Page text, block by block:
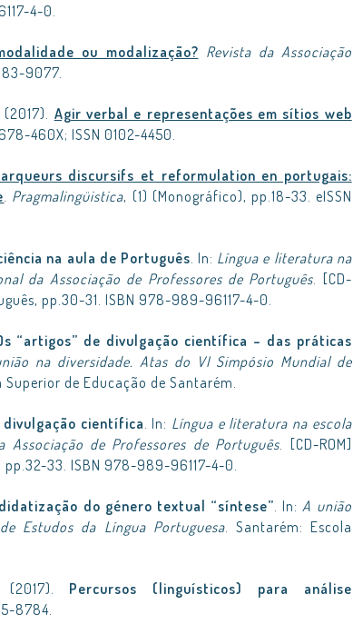
4-0.
ou modalização? Revista da Associação
9077.
Agir verbal e representações em sítios web
460X; ISSN 0102-4450.
discursifs et reformulation en portugais:
. Pragmalingüistica, (1) (Monográfico), pp.18-33. eISSN
na aula de Português. In: Língua e literatura na
da Associação de Professores de Português. [CD-
pp.30-31. ISBN 978-989-96117-4-0.
“artigos” de divulgação científica – das práticas
na diversidade. Atas do VI Simpósio Mundial de
Superior de Educação de Santarém.
científica. In: Língua e literatura na escola
de Professores de Português. [CD-ROM]
pp.32-33. ISBN 978-989-96117-4-0.
do género textual “síntese”. In:A união
Estudos da Língua Portuguesa. Santarém: Escola
(2017). Percursos (linguísticos) para análise
8784.